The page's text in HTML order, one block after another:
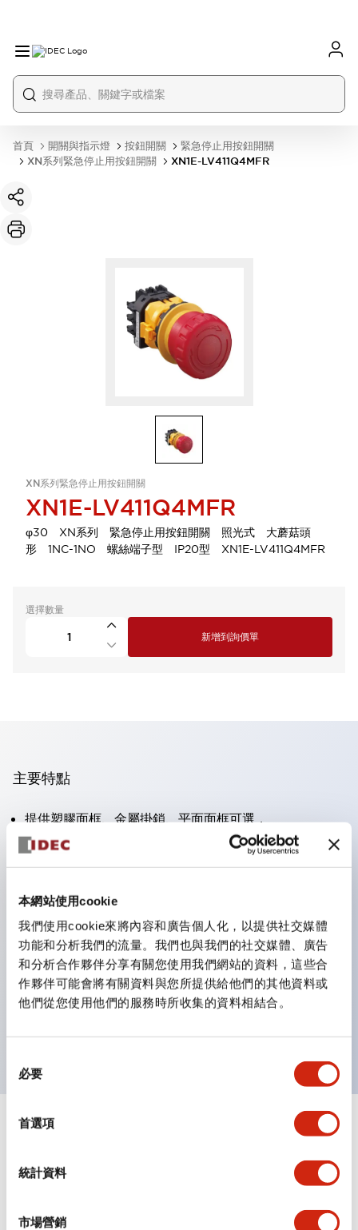
本網站使用cookie
我們使用cookie來將內容和廣告個人化，以提供社交媒體
功能和分析我們的流量。我們也與我們的社交媒體、廣告
和分析合作夥伴分享有關您使用我們網站的資料，這些合
作夥伴可能會將有關資料與您所提供給他們的其他資料或
他們從您使用他們的服務時所收集的資料相結合。
必要
首選項
統計資料
市場營銷
首頁 開關與指示燈 按鈕開關
緊急停止用按鈕開關
XN系列緊急停止用按鈕開關
XN1E-LV411Q4MFR
XN系列緊急停止用按鈕開關
XN1E-LV411Q4MFR
φ30 XN系列 緊急停止用按鈕開關 照光式 大蘑菇頭
形 1NC-1NO 螺絲端子型 IP20型 XN1E-LV411Q4MFR
選擇數量
新增到詢價單
主要特點
提供塑膠面框、金屬掛鎖、平面面框可選，
面板後深度僅47.7毫米，適用最多4個接點（XN1E），
獨特的安全斷開動作，
直接開啟動作（IEC60947-5-5, 5.2, IEC60947-5-1, 附
安全鎖定機構（IEC60947-5-5, 6.2），
一體化按壓鎖定，拉/轉復位開關（XN1E和XN5E）；按
壓鎖定，轉動復位（XN4E），
符合RoHS，無鉛設計，
UL NIDS認證，cUL、TUV、CE合規
規格 顯示全部+
審美規範
環境規範